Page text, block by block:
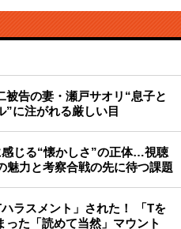
被告の妻・瀬戸サオリ“息子と
に注がれる厳しい目
じる“懐かしさ”の正体…視聴
魅力と考察合戦の先に待つ課題
ラスメント」された！ 「Tを
った「読めて当然」マウント